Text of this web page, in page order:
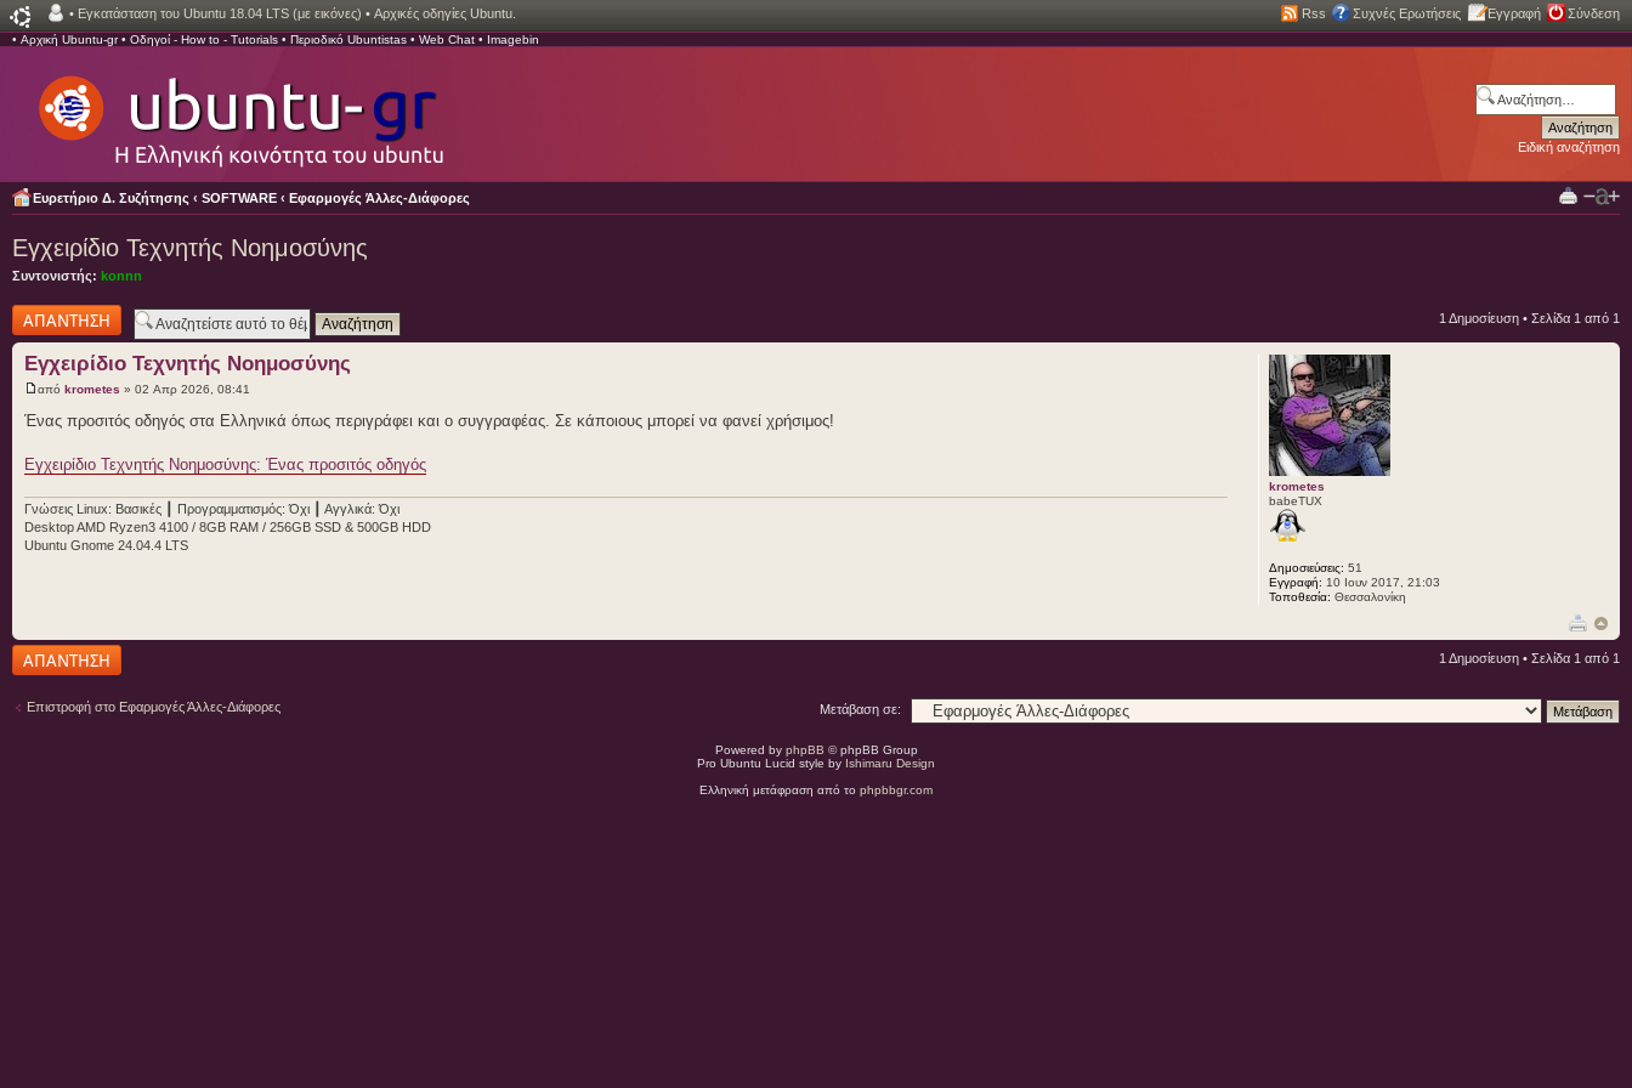
• Εγκατάσταση του Ubuntu 18.04 LTS (με εικόνες) • Αρχικές οδηγίες Ubuntu. Rss Συχνές Ερωτήσεις Εγγραφή Σύνδεση
• Αρχική Ubuntu-gr• Οδηγοί - How to - Tutorials • Περιοδικό Ubuntistas • Web Chat • Imagebin
Ειδική αναζήτηση
Ευρετήριο Δ. Συζήτησης ‹ SOFTWARE ‹ Εφαρμογές Άλλες-Διάφορες
Εγχειρίδιο Τεχνητής Νοημοσύνης
Συντονιστής: konnn
Δημιουργία
απάντησης
1 Δημοσίευση • Σελίδα 1 από 1
Εγχειρίδιο Τεχνητής Νοημοσύνης
από krometes » 02 Απρ 2026, 08:41
Ένας προσιτός οδηγός στα Ελληνικά όπως περιγράφει και ο συγγραφέας. Σε κάποιους μπορεί να φανεί χρήσιμος!
Εγχειρίδιο Τεχνητής Νοημοσύνης: Ένας προσιτός οδηγός
Γνώσεις Linux: Βασικές ┃ Προγραμματισμός: Όχι ┃ Αγγλικά: Όχι
Desktop AMD Ryzen3 4100 / 8GB RAM / 256GB SSD & 500GB HDD
Ubuntu Gnome 24.04.4 LTS
krometes
babeTUX
Δημοσιεύσεις: 51
Εγγραφή: 10 Ιουν 2017, 21:03
Τοποθεσία: Θεσσαλονίκη
Δημιουργία
απάντησης
1 Δημοσίευση • Σελίδα 1 από 1
Επιστροφή στο Εφαρμογές Άλλες-Διάφορες Μετάβαση σε:
Powered by phpBB © phpBB Group
Pro Ubuntu Lucid style by Ishimaru Design
Ελληνική μετάφραση από το phpbbgr.com